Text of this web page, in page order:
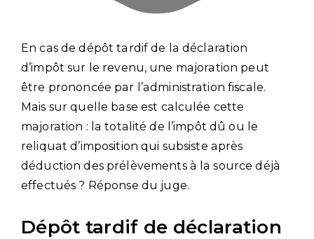
En cas de dépôt tardif de la déclaration
d’impôt sur le revenu, une majoration peut
être prononcée par l’administration fiscale.
Mais sur quelle base est calculée cette
majoration : la totalité de l’impôt dû ou le
reliquat d’imposition qui subsiste après
déduction des prélèvements à la source déjà
effectués ? Réponse du juge.
Dépôt tardif de déclaration